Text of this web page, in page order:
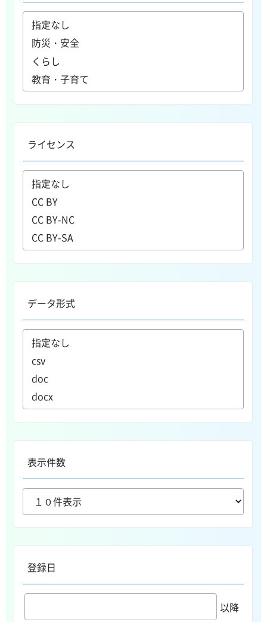
ライセンス
データ形式
表示件数
登録日
以降